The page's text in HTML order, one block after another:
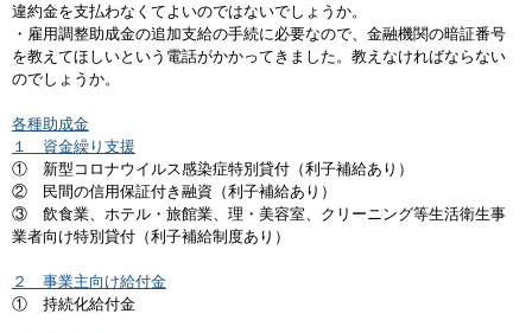
違約金を支払わなくてよいのではないでしょうか。
・雇用調整助成金の追加支給の手続に必要なので、金融機関の暗証番号
を教えてほしいという電話がかかってきました。教えなければならない
のでしょうか。
各種助成金
１ 資金繰り支援
① 新型コロナウイルス感染症特別貸付（利子補給あり）
② 民間の信用保証付き融資（利子補給あり）
③ 飲食業、ホテル・旅館業、理・美容室、クリーニング等生活衛生事
業者向け特別貸付（利子補給制度あり）
２ 事業主向け給付金
① 持続化給付金